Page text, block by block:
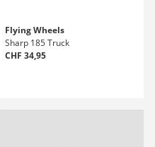
Flying Wheels
Sharp 185 Truck
CHF 34,95